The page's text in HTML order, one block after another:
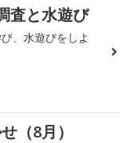
査と水遊び
、水遊びをしよ
（8月）